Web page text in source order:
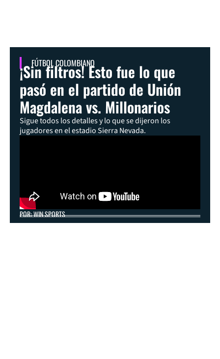
FÚTBOL COLOMBIANO
¡Sin filtros! Esto fue lo que
pasó en el partido de Unión
Magdalena vs. Millonarios
Sigue todos los detalles y lo que se dijeron los
jugadores en el estadio Sierra Nevada.
POR: WIN SPORTS